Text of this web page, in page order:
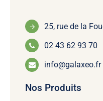
25, rue de la
02 43 62 93 70
info@galaxeo.fr
Nos Produits